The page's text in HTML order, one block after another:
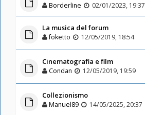
Borderline 02/01/2023, 19:37
La musica del forum
foketto 12/05/2019, 18:54
Cinematografia e film
Condan 12/05/2019, 19:59
Collezionismo
Manuel89 14/05/2025, 20:37